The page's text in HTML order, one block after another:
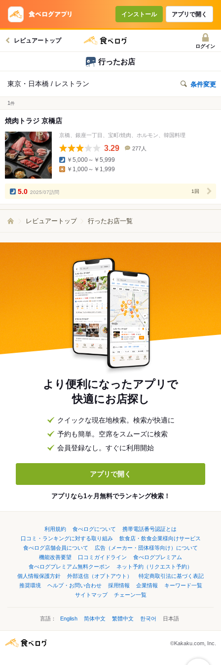
インストール アプリで開く
レビュアートップ
ログイン
行ったお店
東京・日本橋 / レストラン 条件変更
1 件
焼肉トラジ 京橋店
京橋、銀座一丁目、宝町/焼肉、ホルモン、韓国料理
3.29
数
277人
￥5,000～￥5,999
￥1,000～￥1,999
5.0 2025/07訪問 1回
レビュアートップ 行ったお店一覧
より便利になったアプリで
快適にお店探し
クイックな現在地検索。検索が快適に
予約も簡単。空席をスムーズに検索
会員登録なし。すぐに利用開始
アプリで開く
アプリなら1ヶ月無料でランキング検索！
利用規約 食べログについて
携帯電話番号認証とは
口コミ・ランキングに対する取り組み
飲食店・飲食企業様向けサービス
食べログ店舗会員について
広告（メーカー・団体様等向け）について
機能改善要望
口コミガイドライン
食べログプレミアム
食べログプレミアム無料クーポン
ネット予約（リクエスト予約）
個人情報保護方針
外部送信（オプトアウト）
特定商取引法に基づく表記
推奨環境
ヘルプ・お問い合わせ 採用情報 企業情報
キーワード一覧
サイトマップ
チェーン一覧
言語： English 简体中文 繁體中文 한국어 日本語
©Kakaku.com, Inc.